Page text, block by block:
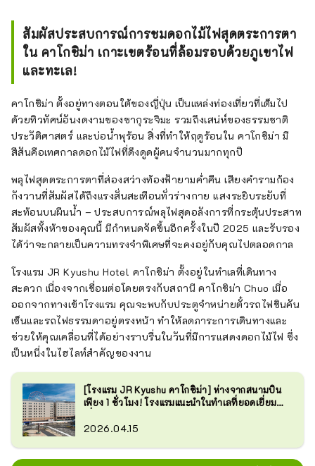
สัมผัสประสบการณ์การชมดอกไม้ไฟสุดตระการตา
ใน คาโกชิม่า เกาะเขตร้อนที่ล้อมรอบด้วยภูเขาไฟ
และทะเล!
คาโกชิม่า ตั้งอยู่ทางตอนใต้ของญี่ปุ่น เป็นแหล่งท่องเที่ยวที่เต็มไป
ด้วยทิวทัศน์อันงดงามของซากุระจิมะ รวมถึงเสน่ห์ของธรรมชาติ
ประวัติศาสตร์ และบ่อน้ำพุร้อน สิ่งที่ทำให้ฤดูร้อนใน คาโกชิม่า มี
สีสันคือเทศกาลดอกไม้ไฟที่ดึงดูดผู้คนจำนวนมากทุกปี
พลุไฟสุดตระการตาที่ส่องสว่างท้องฟ้ายามค่ำคืน เสียงคำรามก้อง
กังวานที่สัมผัสได้ถึงแรงสั่นสะเทือนทั่วร่างกาย แสงระยิบระยับที่
สะท้อนบนผืนน้ำ – ประสบการณ์พลุไฟสุดอลังการที่กระตุ้นประสาท
สัมผัสทั้งห้าของคุณนี้ มีกำหนดจัดขึ้นอีกครั้งในปี 2025 และรับรอง
ได้ว่าจะกลายเป็นความทรงจำพิเศษที่จะคงอยู่กับคุณไปตลอดกาล
โรงแรม JR Kyushu Hotel คาโกชิม่า ตั้งอยู่ในทำเลที่เดินทาง
สะดวก เนื่องจากเชื่อมต่อโดยตรงกับสถานี คาโกชิม่า Chuo เมื่อ
ออกจากทางเข้าโรงแรม คุณจะพบกับประตูจำหน่ายตั๋วรถไฟชินคัน
เซ็นและรถไฟธรรมดาอยู่ตรงหน้า ทำให้ลดภาระการเดินทางและ
ช่วยให้คุณเคลื่อนที่ได้อย่างราบรื่นในวันที่มีการแสดงดอกไม้ไฟ ซึ่ง
เป็นหนึ่งในไฮไลท์สำคัญของงาน
[โรงแรม JR Kyushu คาโกชิม่า] ห่างจากสนามบิน
เพียง 1 ชั่วโมง! โรงแรมแนะนำในทำเลที่ยอดเยี่ยม
2026.04.15